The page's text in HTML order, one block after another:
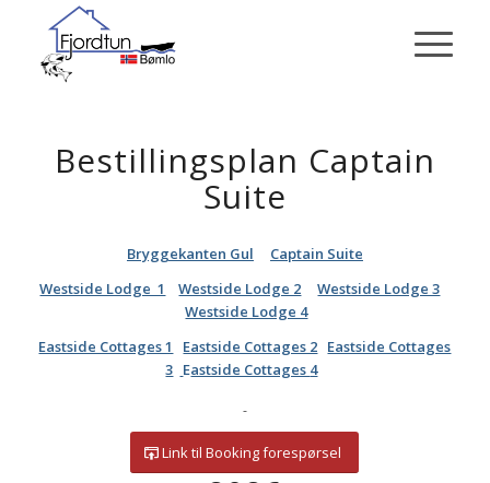
Bestillingsplan Captain
Suite
Bryggekanten Gul
Captain Suite
Westside Lodge 1
Westside Lodge 2
Westside Lodge 3
Westside Lodge 4
Eastside Cottages 1
Eastside Cottages 2 Eastside Cottages
3 Eastside Cottages 4
Link til Booking forespørsel